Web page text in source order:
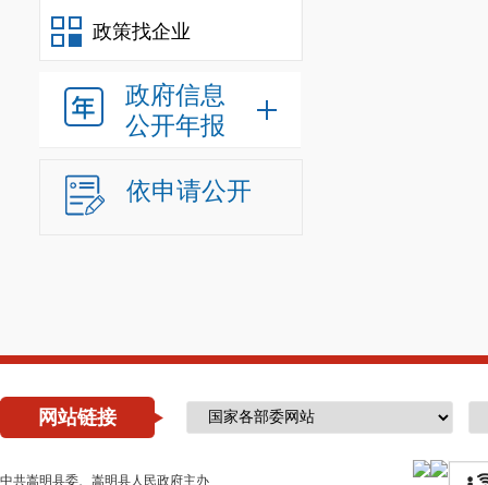
政策找企业
政府信息
公开年报
依申请公开
网站链接
中共嵩明县委、嵩明县人民政府主办